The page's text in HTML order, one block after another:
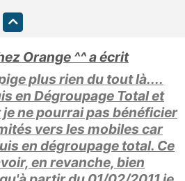
Orange ^^ a écrit
plus rien du tout là....
en Dégroupage Total et
ne pourrai pas bénéficier
vers les mobiles car
en dégroupage total. Ce
en revanche, bien